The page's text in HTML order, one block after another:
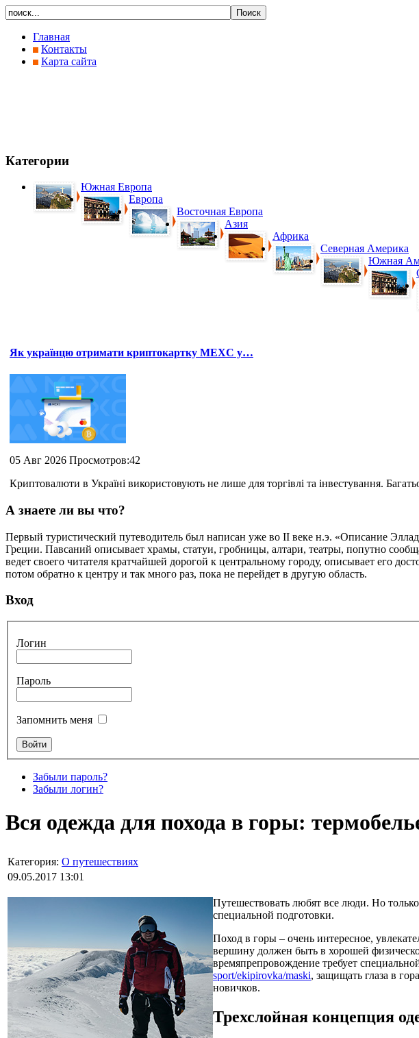
Главная
Контакты
Карта сайта
Категории
Южная Европа
Европа
Восточная Европа
Азия
Африка
Северная Америка
Южная
Як українцю отримати криптокартку MEXC у…
05 Авг 2026 Просмотров:42
Криптовалюти в Україні використовують не лише для торгівлі та інвестування.
А знаете ли вы что?
Первый туристический путеводитель был написан уже во II веке н.э. «Описание
Греции. Павсаний описывает храмы, статуи, гробницы, алтари, театры, попутно
ведет своего читателя кратчайшей дорогой к центральному городу, описывает его
потом обратно к центру и так много раз, пока не перейдет в другую область.
Вход
Логин
Пароль
Запомнить меня
Забыли пароль?
Забыли логин?
Вся одежда для похода в горы:
Категория: О путешествиях
09.05.2017 13:01
Путешествовать любят все люди. Но
специальной подготовки.
Поход в горы – очень интересное,
вершину должен быть в хорошей
времяпрепровождение требует
sport/ekipirovka/maski, защищать глаза в
новичков.
Трехслойная концепция